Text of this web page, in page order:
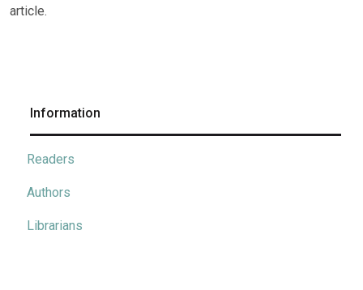
article.
Information
Readers
Authors
Librarians